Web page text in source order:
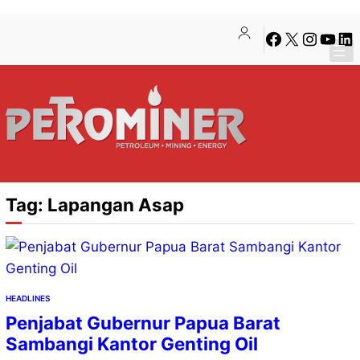
konten
content
Facebook
X Instagram
Tag: Lapangan Asap
HEADLINES
Penjabat Gubernur Papua Barat
Sambangi Kantor Genting Oil